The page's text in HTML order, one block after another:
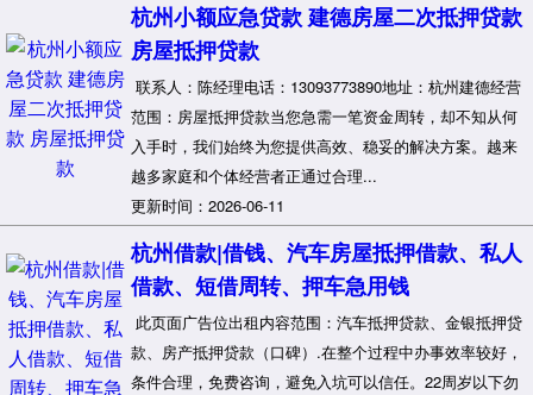
杭州小额应急贷款 建德房屋二次抵押贷款
房屋抵押贷款
联系人：陈经理电话：13093773890地址：杭州建德经营
范围：房屋抵押贷款当您急需一笔资金周转，却不知从何
入手时，我们始终为您提供高效、稳妥的解决方案。越来
越多家庭和个体经营者正通过合理...
更新时间：2026-06-11
杭州借款|借钱、汽车房屋抵押借款、私人
借款、短借周转、押车急用钱
此页面广告位出租内容范围：汽车抵押贷款、金银抵押贷
款、房产抵押贷款（口碑）.在整个过程中办事效率较好，
条件合理，免费咨询，避免入坑可以信任。22周岁以下勿